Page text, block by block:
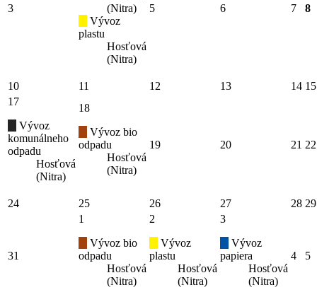
3
(Nitra)
Vývoz
plastu
Hosťová
(Nitra)
5 6 7 8
10 11 12 13 14 15
17
Vývoz
komunálneho
odpadu
Hosťová
(Nitra)
18
Vývoz bio
odpadu
Hosťová
(Nitra)
19 20 21 22
24 25 26 27 28 29
31
1
Vývoz bio
odpadu
Hosťová
(Nitra)
2
Vývoz
plastu
Hosťová
(Nitra)
3
Vývoz
papiera
Hosťová
(Nitra)
4 5